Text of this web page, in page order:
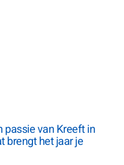
passie van Kreeft in
brengt het jaar je